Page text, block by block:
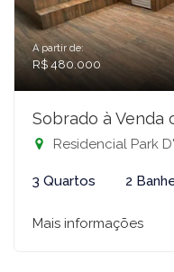
A partir de:
R$ 480.000
Sobrado à Venda
Residencial Park
3 Quartos 2
Mais informações